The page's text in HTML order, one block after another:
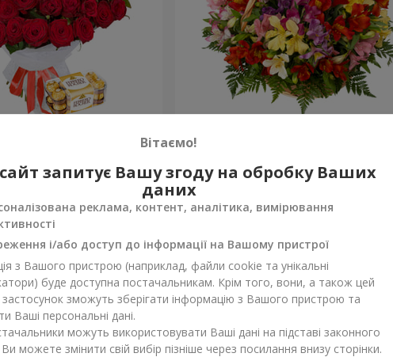
Замовити 2 940 грн
Вітаємо!
запитує Вашу згоду на обробку Ваших
даних
реклама, контент, аналітика, вимірювання
і/або доступ до інформації на Вашому пристрої
з Вашого пристрою (наприклад, файли cookie та унікальні
буде доступна постачальникам. Крім того, вони, а також цей
зможуть зберігати інформацію з Вашого пристрою та
Ваші персональні дані.
можуть використовувати Ваші дані на підставі законного
Ви можете змінити свій вибір пізніше через посилання внизу сторінки.